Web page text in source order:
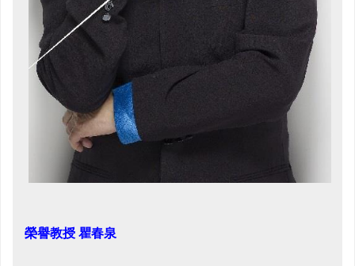
榮譽教授 瞿春泉